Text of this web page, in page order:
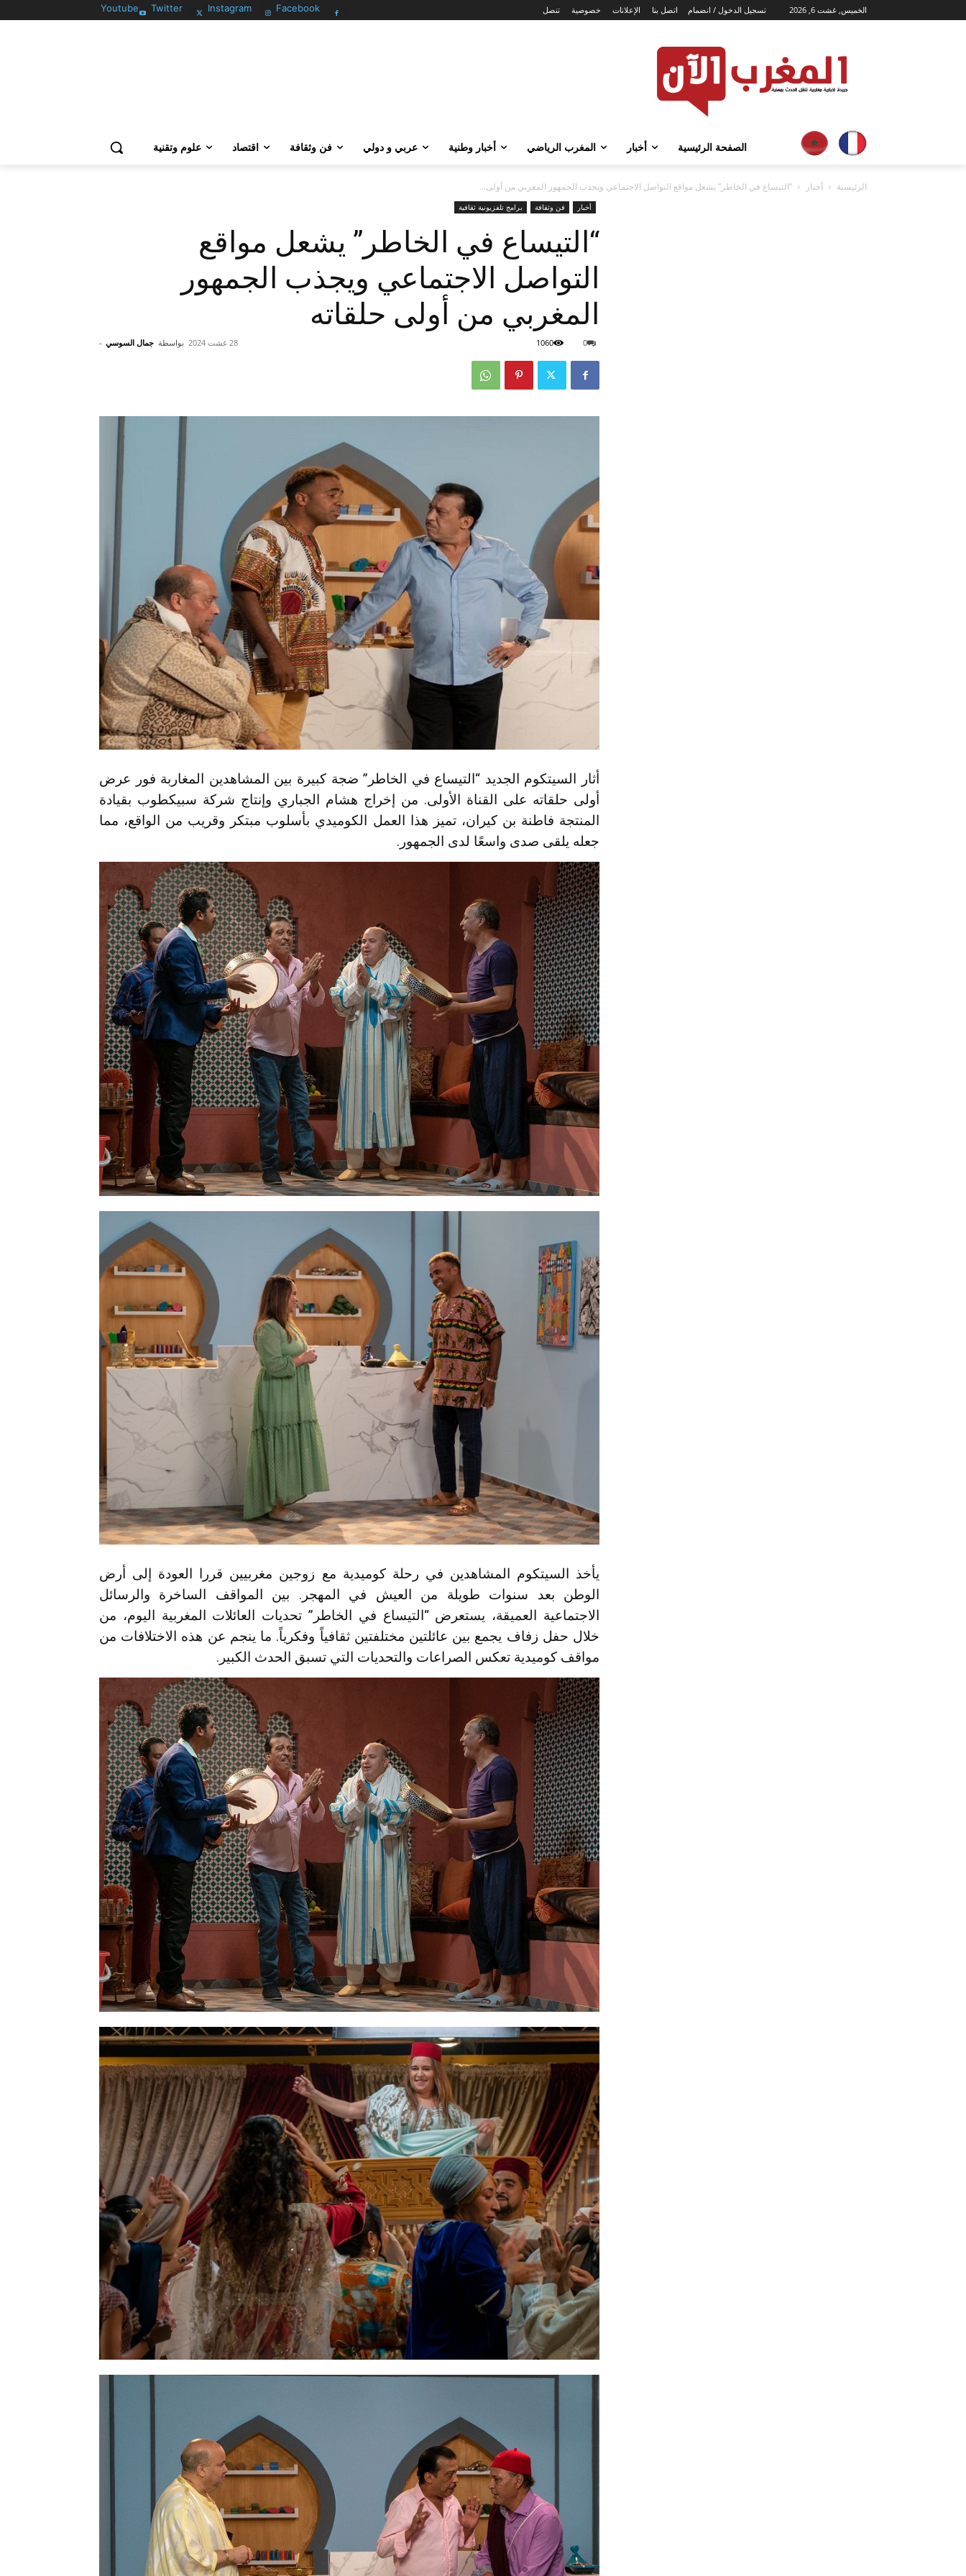
Facebook
Instagram
Twitter
Youtube الخميس, غشت 6, 2026 تسجيل الدخول / انضمام تنصل خصوصية الإعلانات اتصل بنا
الصفحة الرئيسية أخبار المغرب الرياضي أخبار وطنية عربي و دولي فن وثقافة اقتصاد علوم وتقنية
الرئيسية أخبار “التيساع في الخاطر” يشعل مواقع التواصل الاجتماعي ويجذب الجمهور المغربي من أولى...
أخبار فن وثقافة برامج تلفزيونية ثقافية
“التيساع في الخاطر” يشعل مواقع
التواصل الاجتماعي ويجذب الجمهور
المغربي من أولى حلقاته
بواسطة جمال السوسي - 28 غشت 2024 0
1060
أثار السيتكوم الجديد “التيساع في الخاطر” ضجة كبيرة بين المشاهدين المغاربة فور عرض
أولى حلقاته على القناة الأولى. من إخراج هشام الجباري وإنتاج شركة سبيكطوب بقيادة
المنتجة فاطنة بن كيران، تميز هذا العمل الكوميدي بأسلوب مبتكر وقريب من الواقع، مما
جعله يلقى صدى واسعًا لدى الجمهور.
يأخذ السيتكوم المشاهدين في رحلة كوميدية مع زوجين مغربيين قررا العودة إلى أرض
الوطن بعد سنوات طويلة من العيش في المهجر. بين المواقف الساخرة والرسائل
الاجتماعية العميقة، يستعرض “التيساع في الخاطر” تحديات العائلات المغربية اليوم، من
خلال حفل زفاف يجمع بين عائلتين مختلفتين ثقافياً وفكرياً. ما ينجم عن هذه الاختلافات من
مواقف كوميدية تعكس الصراعات والتحديات التي تسبق الحدث الكبير.